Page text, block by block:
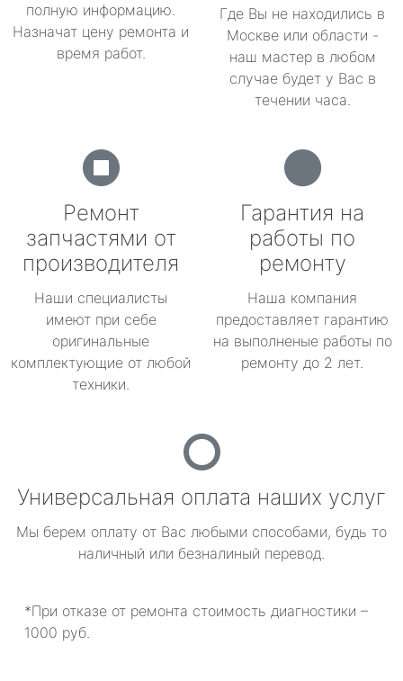
полную информацию.
Назначат цену ремонта и
время работ.
Где Вы не находились в
Москве или области -
наш мастер в любом
случае будет у Вас в
течении часа.
Ремонт
запчастями от
производителя
Наши специалисты
имеют при себе
оригинальные
комплектующие от любой
техники.
Гарантия на
работы по
ремонту
Наша компания
предоставляет гарантию
на выполненые работы по
ремонту до 2 лет.
Универсальная оплата наших услуг
Мы берем оплату от Вас любыми способами, будь то
наличный или безналиный перевод.
*При отказе от ремонта стоимость диагностики –
1000 руб.